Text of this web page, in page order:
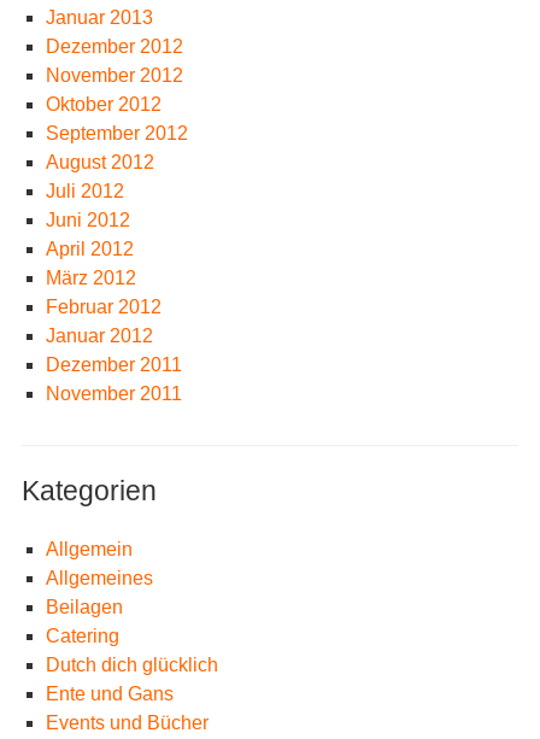
Januar 2013
Dezember 2012
November 2012
Oktober 2012
September 2012
August 2012
Juli 2012
Juni 2012
April 2012
März 2012
Februar 2012
Januar 2012
Dezember 2011
November 2011
Kategorien
Allgemein
Allgemeines
Beilagen
Catering
Dutch dich glücklich
Ente und Gans
Events und Bücher